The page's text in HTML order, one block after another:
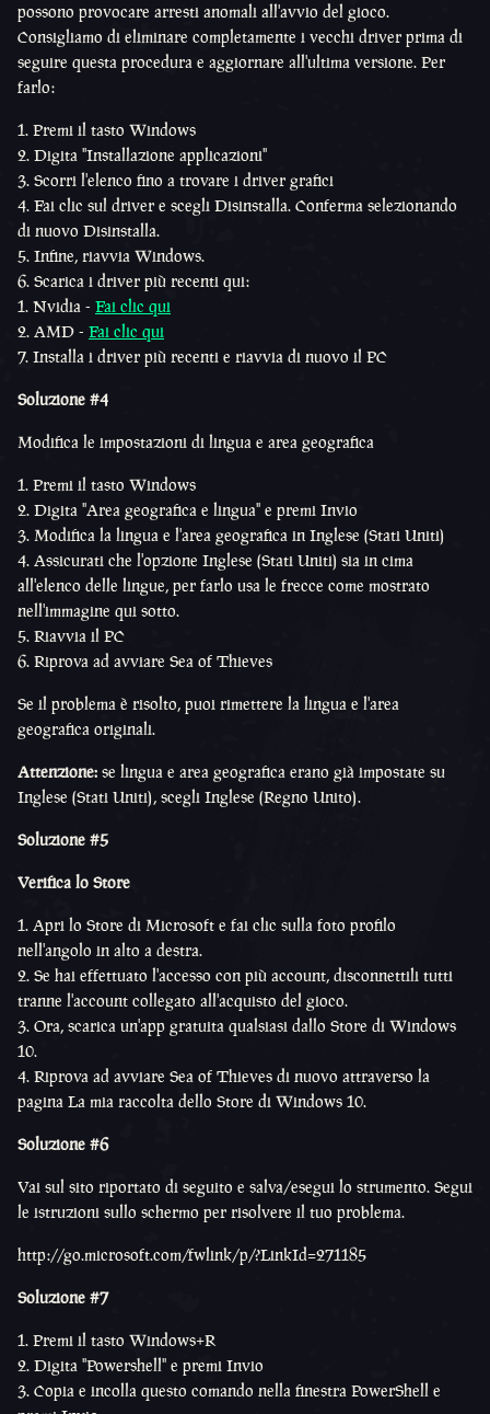
possono provocare arresti anomali all'avvio del gioco.
Consigliamo di eliminare completamente i vecchi driver prima di
seguire questa procedura e aggiornare all'ultima versione. Per
farlo:
Premi il tasto Windows
Digita "Installazione applicazioni"
Scorri l'elenco fino a trovare i driver grafici
Fai clic sul driver e scegli Disinstalla. Conferma selezionando
di nuovo Disinstalla.
Infine, riavvia Windows.
Scarica i driver più recenti qui:
Nvidia - Fai clic qui
AMD - Fai clic qui
Installa i driver più recenti e riavvia di nuovo il PC
Soluzione #4
Modifica le impostazioni di lingua e area geografica
Premi il tasto Windows
Digita "Area geografica e lingua" e premi Invio
Modifica la lingua e l'area geografica in Inglese (Stati Uniti)
Assicurati che l'opzione Inglese (Stati Uniti) sia in cima
all'elenco delle lingue, per farlo usa le frecce come mostrato
nell'immagine qui sotto.
Riavvia il PC
Riprova ad avviare Sea of Thieves
Se il problema è risolto, puoi rimettere la lingua e l'area
geografica originali.
Attenzione: se lingua e area geografica erano già impostate su
Inglese (Stati Uniti), scegli Inglese (Regno Unito).
Soluzione #5
Verifica lo Store
Apri lo Store di Microsoft e fai clic sulla foto profilo
nell'angolo in alto a destra.
Se hai effettuato l'accesso con più account, disconnettili tutti
tranne l'account collegato all'acquisto del gioco.
Ora, scarica un'app gratuita qualsiasi dallo Store di Windows
10.
Riprova ad avviare Sea of Thieves di nuovo attraverso la
pagina La mia raccolta dello Store di Windows 10.
Soluzione #6
Vai sul sito riportato di seguito e salva/esegui lo strumento. Segui
le istruzioni sullo schermo per risolvere il tuo problema.
http://go.microsoft.com/fwlink/p/?LinkId=271185
Soluzione #7
Premi il tasto Windows+R
Digita "Powershell" e premi Invio
Copia e incolla questo comando nella finestra PowerShell e